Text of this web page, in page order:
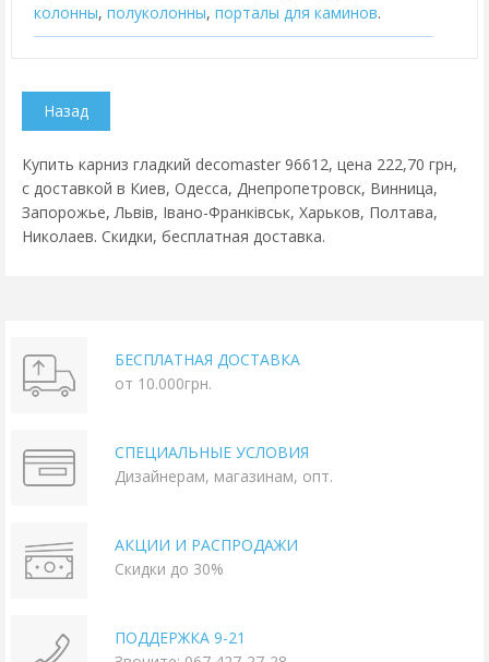
колонны, полуколонны, порталы для каминов.
Купить карниз гладкий decomaster 96612, цена 222,70 грн,
с доставкой в Киев, Одесса, Днепропетровск, Винница,
Запорожье, Львів, Івано-Франківськ, Харьков, Полтава,
Николаев. Скидки, бесплатная доставка.
БЕСПЛАТНАЯ ДОСТАВКА
от 10.000грн.
СПЕЦИАЛЬНЫЕ УСЛОВИЯ
Дизайнерам, магазинам, опт.
АКЦИИ И РАСПРОДАЖИ
Скидки до 30%
ПОДДЕРЖКА 9-21